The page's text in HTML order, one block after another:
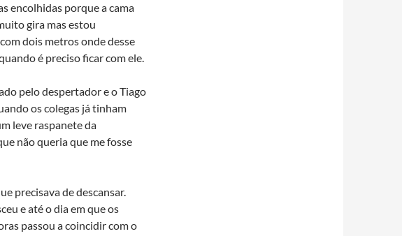
encolhidas porque a cama
gira mas estou
dois metros onde desse
é preciso ficar com ele.
pelo despertador e o Tiago
os colegas já tinham
leve raspanete da
não queria que me fosse
precisava de descansar.
e até o dia em que os
passou a coincidir com o